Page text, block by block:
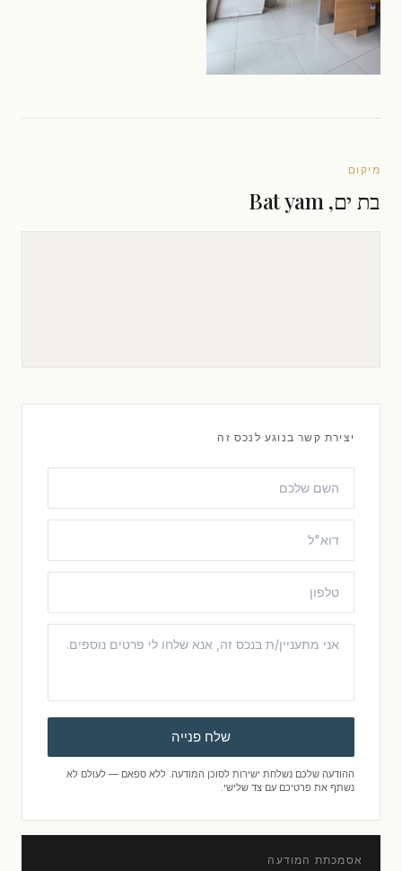
מיקום
בת ים, Bat yam
יצירת קשר בנוגע לנכס זה
שלח פנייה
ההודעה שלכם נשלחת ישירות לסוכן המודעה. ללא ספאם — לעולם לא
נשתף את פרטיכם עם צד שלישי.
אסמכתת המודעה